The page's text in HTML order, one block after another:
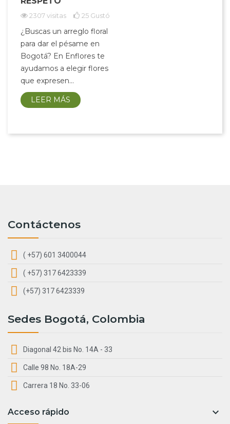
2307 visitas 25 Gustó
¿Buscas un arreglo floral
para dar el pésame en
Bogotá? En Enflores te
ayudamos a elegir flores
que expresen...
LEER MÁS
Contáctenos
( +57) 601 3400044
( +57) 317 6423339
(+57) 317 6423339
Sedes Bogotá, Colombia
Diagonal 42 bis No. 14A - 33
Calle 98 No. 18A-29
Carrera 18 No. 33-06
Acceso rápido 